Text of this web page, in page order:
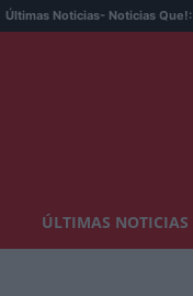
Últimas Noticias- Noticias Que!:
ÚLTIMAS NOTICIAS